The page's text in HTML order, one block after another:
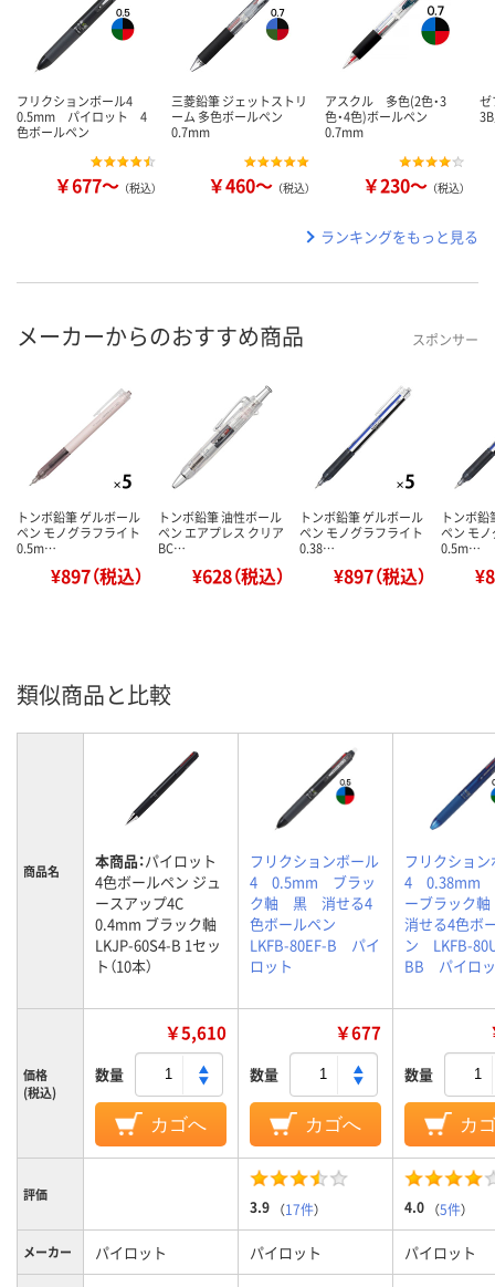
フリクションボール4
0.5mm パイロット 4
色ボールペン
￥677～ （税込）
三菱鉛筆 ジェットストリ
ーム 多色ボールペン
0.7mm
￥460～ （税込）
アスクル 多色(2色・3
色・4色)ボールペン
0.7mm
￥230～ （税込）
ゼ
ランキングをもっと見る
メーカーからのおすすめ商品 スポンサー
トンボ鉛筆 ゲルボール
ペン モノグラフライト
0.5m…
¥897（税込）
トンボ鉛筆 油性ボール
ペン エアプレス クリア
BC…
¥628（税込）
トンボ鉛筆 ゲルボール
ペン モノグラフライト
0.38…
¥897（税込）
トンボ鉛
ペン モ
0.5m…
類似商品と比較
商品名 本商品：パイロット
4色ボールペン ジュ
ースアップ4C
0.4mm ブラック軸
LKJP-60S4-B 1セッ
ト（10本）
フリクションボール
4 0.5mm ブラッ
ク軸 黒 消せる4
色ボールペン
LKFB-80EF-B パイ
ロット
フリクショ
4 0.38mm
ーブラッ
消せる4色ボ
ン LKFB-
BB パイロ
価格
(税込)
￥5,610
数量
カゴへ
￥677
数量
カゴへ
数量
カ
評価
3.9 （17件） 4.0 （5件）
メーカー パイロット パイロット パイロット